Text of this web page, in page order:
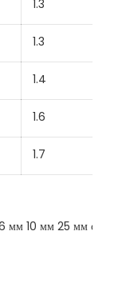
1.3
1.3
1.4
1.6
1.7